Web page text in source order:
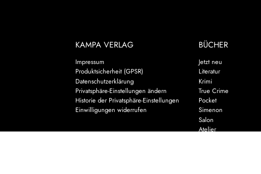
KAMPA VERLAG
Impressum
Produktsicherheit (GPSR)
Datenschutzerklärung
Privatsphäre-Einstellungen ändern
Historie der Privatsphäre-Einstellungen
Einwilligungen widerrufen
BÜCHER
Jetzt neu
Literatur
Krimi
True Crime
Pocket
Simenon
Salon
Atelier